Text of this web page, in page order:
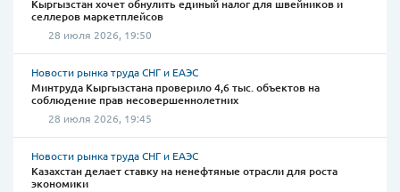
Кыргызстан хочет обнулить единый налог для швейников и
селлеров маркетплейсов
28 июля 2026, 19:50
Новости рынка труда СНГ и ЕАЭС
Минтруда Кыргызстана проверило 4,6 тыс. объектов на
соблюдение прав несовершеннолетних
28 июля 2026, 19:45
Новости рынка труда СНГ и ЕАЭС
Казахстан делает ставку на ненефтяные отрасли для роста
экономики